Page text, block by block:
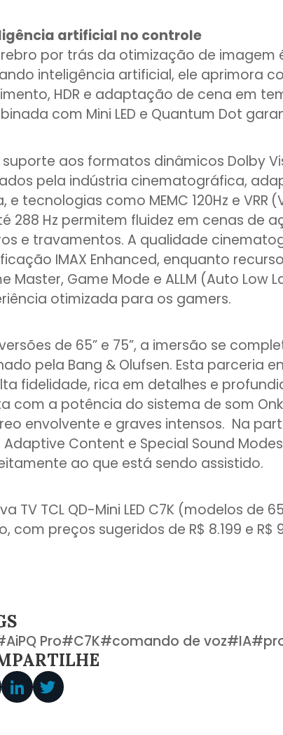
artificial no controle
por trás da otimização de imagem
inteligência artificial, ele aprimora
HDR e adaptação de cena em
com Mini LED e Quantum Dot
aos formatos dinâmicos Dolby
pela indústria cinematográfica,
e tecnologias como MEMC 120Hz e VRR
288 Hz permitem fluidez em cenas de
e travamentos. A qualidade
IMAX Enhanced, enquanto
Master, Game Mode e ALLM (Auto
otimizada para os gamers.
de 65” e 75”, a imersão se
pela Bang & Olufsen. Esta parceria
fidelidade, rica em detalhes e
com a potência do sistema de som
envolvente e graves intensos. Na
Content e Special Sound
ao que está sendo assistido.
TV TCL QD-Mini LED C7K (modelos de
com preços sugeridos de R$ 8.199 e
AiPQ Pro#C7K#comando de voz#IA#